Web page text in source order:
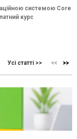
системою Core
курс
Усі статті >>